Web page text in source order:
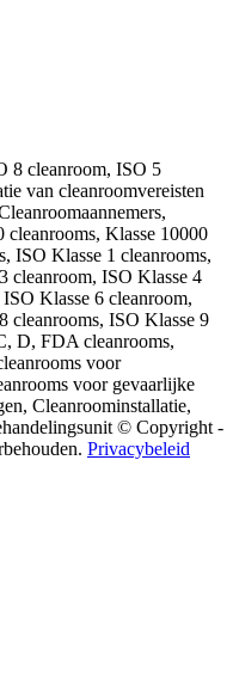
8 cleanroom, ISO 5
van cleanroomvereisten
Klasse 10000
ISO Klasse 1 cleanrooms,
cleanroom, ISO Klasse 4
Klasse 6 cleanroom,
cleanrooms, ISO Klasse 9
D, FDA cleanrooms,
voor
voor gevaarlijke
Cleanroominstallatie,
© Copyright -
Privacybeleid